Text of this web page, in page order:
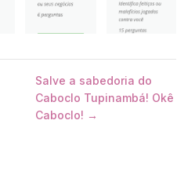
Salve a sabedoria do
Caboclo Tupinambá! Okê
Caboclo! →